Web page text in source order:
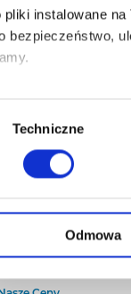
pliki instalowane
bezpieczeństwo,
plikami, które są
zgody.
udzielona zgoda
Techniczne
Odmowa